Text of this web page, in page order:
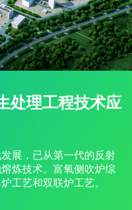
处理工程技术应
展，已从第一代的反射
炼技术。富氧侧吹炉综
工艺和双联炉工艺。